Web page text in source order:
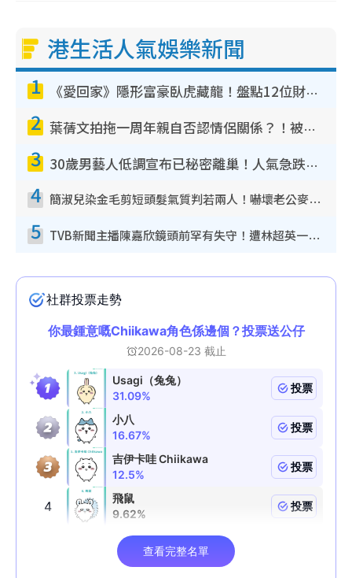
港生活人氣娛樂新聞
1 《愛回家》隱形富豪臥虎藏龍！盤點12位財氣逼人的有錢藝人：呢位靚女3億身家唔憂做
2 葉蒨文拍拖一周年親自否認情侶關係？！被質疑感情造假竟稱GM「普通同事」
3 30歲男藝人低調宣布已秘密離巢！人氣急跌變失蹤人口︰「這幾年過得並不容易」
4 簡淑兒染金毛剪短頭髮氣質判若兩人！嚇壞老公麥大力都認唔出：「你做咩事？」
5 TVB新聞主播陳嘉欣鏡頭前罕有失守！遭林超英一句說話突襲嚇親當場大笑